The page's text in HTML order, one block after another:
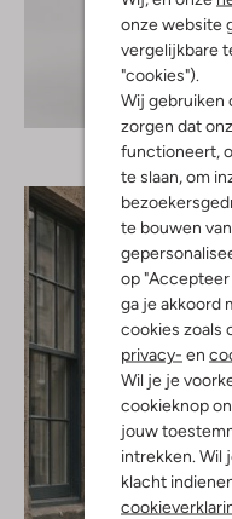
onze website
vergelijkbare
"cookies").
Wij gebruiken
zorgen dat
functioneert,
te slaan, om
te bouwen
op "Accepteer
ga je akkoord
cookies zoals
privacy- en
Wil je je
cookieknop
jouw
intrekken. Wil
klacht
Ontdek de